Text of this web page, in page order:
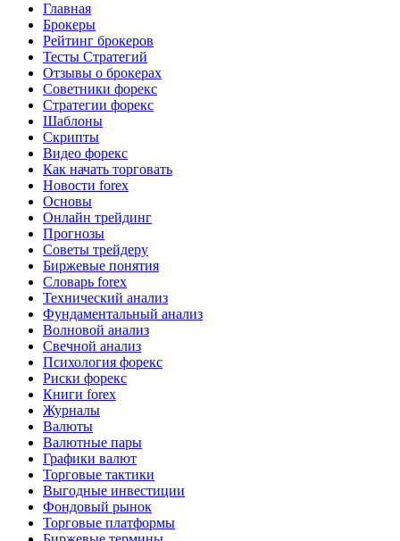
Главная
Брокеры
Рейтинг брокеров
Тесты Стратегий
Отзывы о брокерах
Советники форекс
Стратегии форекс
Шаблоны
Скрипты
Видео форекс
Как начать торговать
Новости forex
Основы
Онлайн трейдинг
Прогнозы
Советы трейдеру
Биржевые понятия
Словарь forex
Технический анализ
Фундаментальный анализ
Волновой анализ
Свечной анализ
Психология форекс
Риски форекс
Книги forex
Журналы
Валюты
Валютные пары
Графики валют
Торговые тактики
Выгодные инвестиции
Фондовый рынок
Торговые платформы